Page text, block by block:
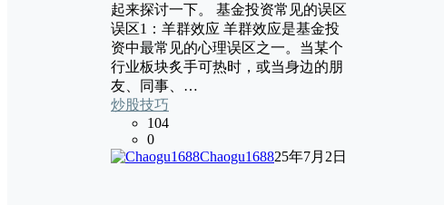
起来探讨一下。 基金投资常见的误区
误区1：羊群效应 羊群效应是基金投
资中最常见的心理误区之一。当某个
行业板块炙手可热时，或当身边的朋
友、同事、…
炒股技巧
104
0
Chaogu168825年7月2日